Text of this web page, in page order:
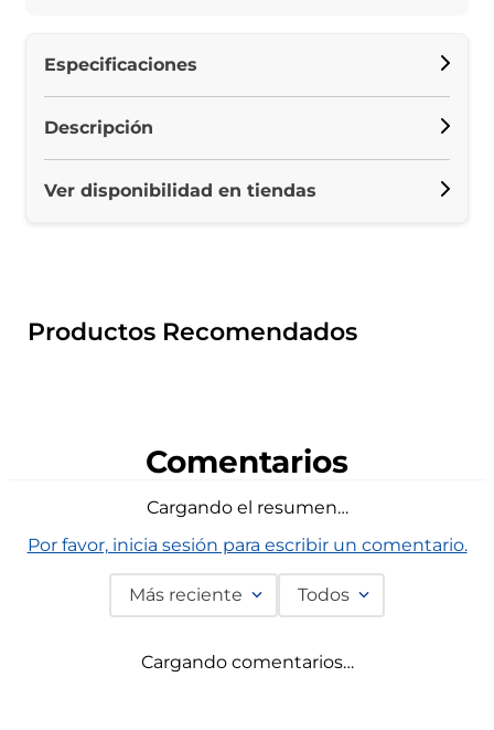
Especificaciones
Descripción
Ver disponibilidad en tiendas
Productos Recomendados
Comentarios
Cargando el resumen…
Por favor, inicia sesión para escribir un comentario.
Más reciente Todos
Cargando comentarios…